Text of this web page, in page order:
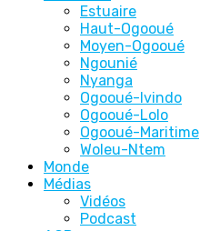
Estuaire
Haut-Ogooué
Moyen-Ogooué
Ngounié
Nyanga
Ogooué-Ivindo
Ogooué-Lolo
Ogooué-Maritime
Woleu-Ntem
Monde
Médias
Vidéos
Podcast